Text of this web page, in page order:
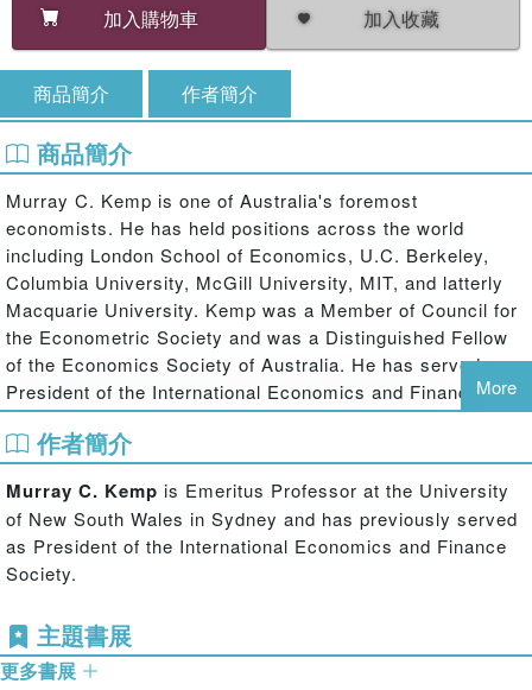
加入購物車 加入收藏
商品簡介 作者簡介
商品簡介
Murray C. Kemp is one of Australia's foremost
economists. He has held positions across the world
including London School of Economics, U.C. Berkeley,
Columbia University, McGill University, MIT, and latterly
Macquarie University. Kemp was a Member of Council for
the Econometric Society and was a Distinguished Fellow
of the Economics Society of Australia. He has served as
President of the International Economics and Finance
Society. In 1987 he was awarded the Humboldt Foundation
Prize.
This book brings together several essays on the current
state of the theory of international trade. As the book's title
suggests, the essays are critical of several major
components of the existing theory; thus, the Ricardian
accepted belief that international free trade is potentially
beneficial for all countries, and the more recently
developed normative analysis of international transfers
More
作者簡介
Murray C. Kemp is Emeritus Professor at the University
of New South Wales in Sydney and has previously served
as President of the International Economics and Finance
Society.
主題書展
更多書展